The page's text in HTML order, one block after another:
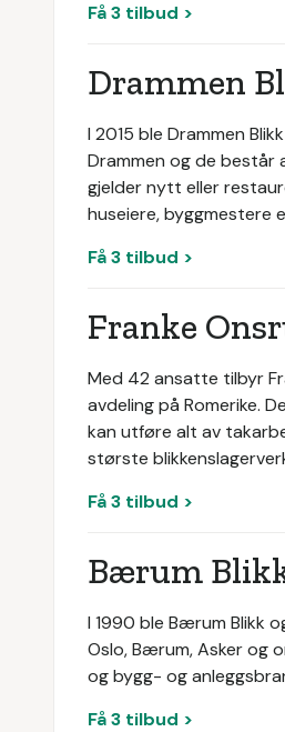
Få 3 tilbud >
Drammen
I 2015 ble Drammen
Drammen og de består
gjelder nytt eller
huseiere, byggmestere
Få 3 tilbud >
Franke
Med 42 ansatte tilbyr
avdeling på Romerike.
kan utføre alt av
største
Få 3 tilbud >
Bærum
I 1990 ble Bærum Blikk
Oslo, Bærum, Asker og
og bygg- og
Få 3 tilbud >